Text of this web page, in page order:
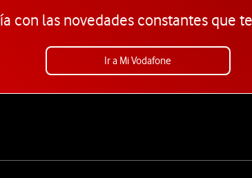
con las novedades constantes que
Ir a Mi Vodafone